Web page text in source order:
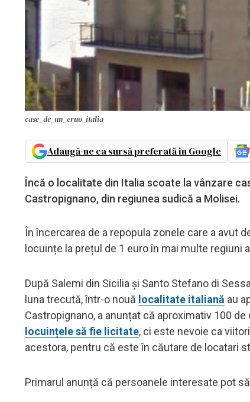
case_de_un_eruo_italia
Adaugă-ne ca sursă preferată în Google
Încă o localitate din Italia scoate la vânzare
Castropignano, din regiunea sudică a Molisei.
În încercarea de a repopula zonele care a avut
locuințe la prețul de 1 euro în mai multe regiuni
După Salemi din Sicilia și Santo Stefano di
luna trecută, într-o nouă localitate italiană au
Castropignano, a anunțat că aproximativ 100
locuințele să fie licitate, ci este nevoie ca
acestora, pentru că este în căutare de locatari
Primarul anunță că persoanele interesate pot